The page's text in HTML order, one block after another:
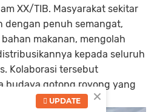
XX/TIB. Masyarakat sekitar
dengan penuh semangat,
makanan, mengolah
kepada seluruh
Kolaborasi tersebut
budaya gotong royong yang
Indonesia.
×
UPDATE